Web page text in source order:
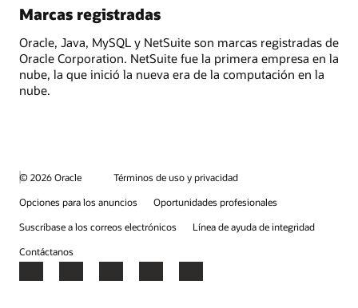
Marcas registradas
Oracle, Java, MySQL y NetSuite son marcas registradas de
Oracle Corporation. NetSuite fue la primera empresa en la
nube, la que inició la nueva era de la computación en la
nube.
© 2026 Oracle
Términos de uso y privacidad
Opciones para los anuncios
Oportunidades profesionales
Suscríbase a los correos electrónicos
Línea de ayuda de integridad
Contáctanos
Facebook
X LinkedInYouTubeInstagram